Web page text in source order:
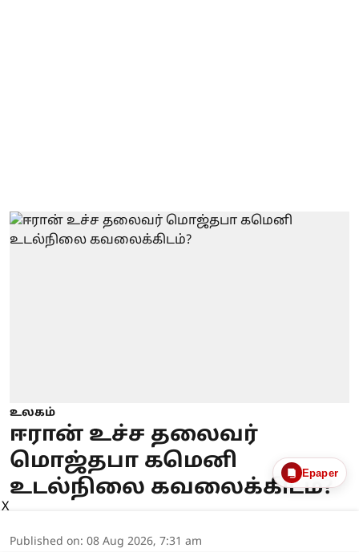
உலகம்
ஈரான் உச்ச தலைவர்
மொஜ்தபா கமெனி
உடல்நிலை கவலைக்கிடம்?
Published on: 08 Aug 2026, 7:31 am
Epaper
X